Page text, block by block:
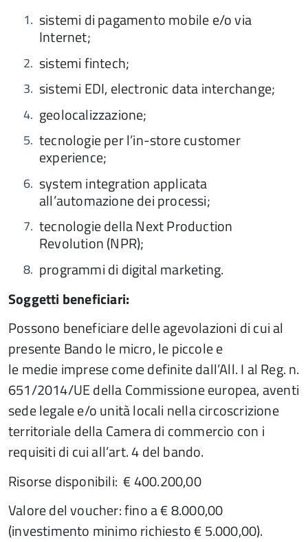
sistemi di pagamento mobile e/o via
Internet;
sistemi fintech;
sistemi EDI, electronic data interchange;
geolocalizzazione;
tecnologie per l’in-store customer
experience;
system integration applicata
all’automazione dei processi;
tecnologie della Next Production
Revolution (NPR);
programmi di digital marketing.
Soggetti beneficiari:
Possono beneficiare delle agevolazioni di cui al
presente Bando le micro, le piccole e
le medie imprese come definite dall’All. I al Reg. n.
651/2014/UE della Commissione europea, aventi
sede legale e/o unità locali nella circoscrizione
territoriale della Camera di commercio con i
requisiti di cui all’art. 4 del bando.
Risorse disponibili: € 400.200,00
Valore del voucher: fino a € 8.000,00
(investimento minimo richiesto € 5.000,00).